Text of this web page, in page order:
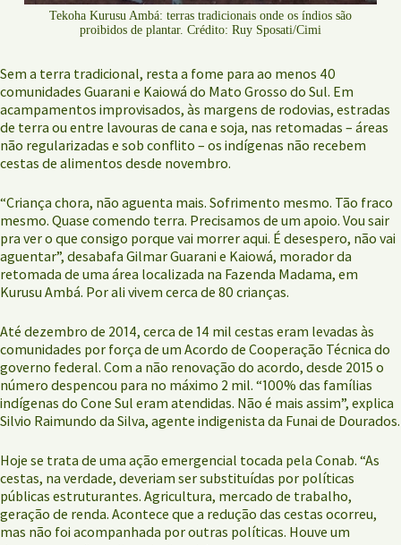
Tekoha Kurusu Ambá: terras tradicionais onde os índios são
proibidos de plantar. Crédito: Ruy Sposati/Cimi
Sem a terra tradicional, resta a fome para ao menos 40
comunidades Guarani e Kaiowá do Mato Grosso do Sul. Em
acampamentos improvisados, às margens de rodovias, estradas
de terra ou entre lavouras de cana e soja, nas retomadas – áreas
não regularizadas e sob conflito – os indígenas não recebem
cestas de alimentos desde novembro.
“Criança chora, não aguenta mais. Sofrimento mesmo. Tão fraco
mesmo. Quase comendo terra. Precisamos de um apoio. Vou sair
pra ver o que consigo porque vai morrer aqui. É desespero, não vai
aguentar”, desabafa Gilmar Guarani e Kaiowá, morador da
retomada de uma área localizada na Fazenda Madama, em
Kurusu Ambá. Por ali vivem cerca de 80 crianças.
Até dezembro de 2014, cerca de 14 mil cestas eram levadas às
comunidades por força de um Acordo de Cooperação Técnica do
governo federal. Com a não renovação do acordo, desde 2015 o
número despencou para no máximo 2 mil. “100% das famílias
indígenas do Cone Sul eram atendidas. Não é mais assim”, explica
Silvio Raimundo da Silva, agente indigenista da Funai de Dourados.
Hoje se trata de uma ação emergencial tocada pela Conab. “As
cestas, na verdade, deveriam ser substituídas por políticas
públicas estruturantes. Agricultura, mercado de trabalho,
geração de renda. Acontece que a redução das cestas ocorreu,
mas não foi acompanhada por outras políticas. Houve um